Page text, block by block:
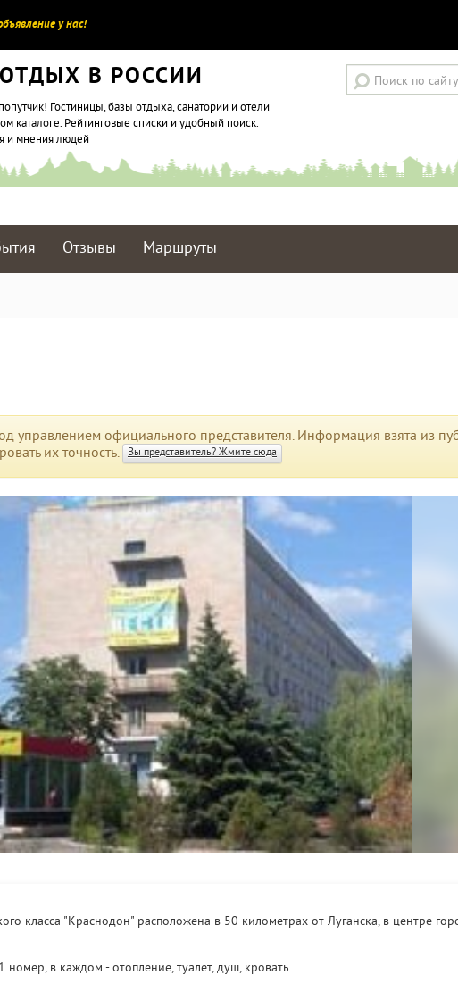
у нас!
В РОССИИ
Гостиницы, базы отдыха, санатории и отели
каталоге. Рейтинговые списки и удобный поиск.
и мнения людей
Отзывы Маршруты
управлением официального представителя. Информация взята из
их точность. Вы представитель? Жмите сюда
класса "Краснодон" расположена в 50 километрах от Луганска, в центре
номер, в каждом - отопление, туалет, душ, кровать.